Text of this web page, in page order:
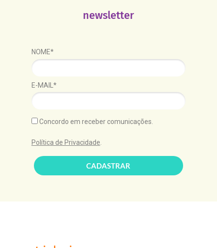
newsletter
NOME*
E-MAIL*
Concordo em receber comunicações.
Política de Privacidade.
CADASTRAR